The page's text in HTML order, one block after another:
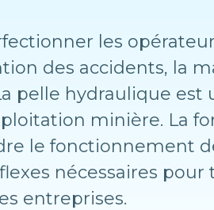
les
des accidents, la
pelle hydraulique
minière. La
le fonctionnement
nécessaires
entreprises.